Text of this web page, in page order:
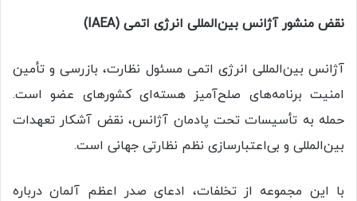
نقض منشور آژانس بین‌المللی انرژی اتمی (IAEA)
آژانس بین‌المللی انرژی اتمی مسئول نظارت، بازرسی و تأمین
امنیت برنامه‌های صلح‌آمیز هسته‌ای کشورهای عضو است.
حمله به تأسیسات تحت پادمان آژانس، نقض آشکار تعهدات
بین‌المللی و بی‌اعتبارسازی نظم نظارتی جهانی است.
با این مجموعه از تخلفات، ادعای صدر اعظم آلمان درباره